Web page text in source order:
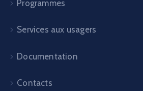
Programmes
Services aux usagers
Documentation
Contacts